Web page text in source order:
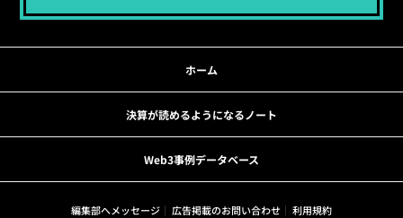
ホーム
決算が読めるようになるノート
Web3事例データベース
編集部へメッセージ 広告掲載のお問い合わせ
利用規約